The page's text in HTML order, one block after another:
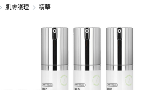
肌膚護理 精華